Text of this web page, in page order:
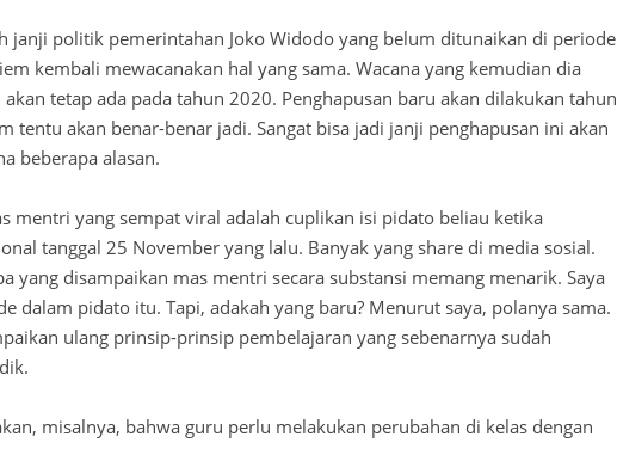
janji politik pemerintahan Joko Widodo yang belum ditunaikan di periode
kembali mewacanakan hal yang sama. Wacana yang kemudian dia
akan tetap ada pada tahun 2020. Penghapusan baru akan dilakukan tahun
tentu akan benar-benar jadi. Sangat bisa jadi janji penghapusan ini akan
beberapa alasan.
mentri yang sempat viral adalah cuplikan isi pidato beliau ketika
tanggal 25 November yang lalu. Banyak yang share di media sosial.
yang disampaikan mas mentri secara substansi memang menarik. Saya
dalam pidato itu. Tapi, adakah yang baru? Menurut saya, polanya sama.
ulang prinsip-prinsip pembelajaran yang sebenarnya sudah
misalnya, bahwa guru perlu melakukan perubahan di kelas dengan